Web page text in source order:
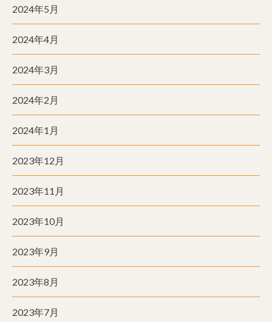
2024年5月
2024年4月
2024年3月
2024年2月
2024年1月
2023年12月
2023年11月
2023年10月
2023年9月
2023年8月
2023年7月